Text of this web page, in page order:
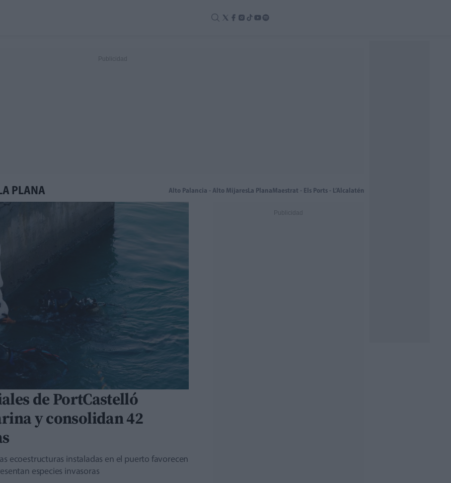
PLANA Alto Palancia - Alto MijaresLa PlanaMaestrat - Els Ports - L’Alcalatén
de PortCastelló
y consolidan 42
ecoestructuras instaladas en el puerto favorecen
especies invasoras